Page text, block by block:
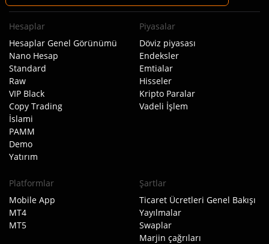
Hesaplar
Hesaplar Genel Görünümü
Nano Hesap
Standard
Raw
VIP Black
Copy Trading
İslami
PAMM
Demo
Yatırım
Piyasalar
Döviz piyasası
Endeksler
Emtialar
Hisseler
Kripto Paralar
Vadeli İşlem
Platformlar
Mobile App
MT4
MT5
Şartlar
Ticaret Ücretleri Genel Bakışı
Yayılmalar
Swaplar
Marjin çağrıları